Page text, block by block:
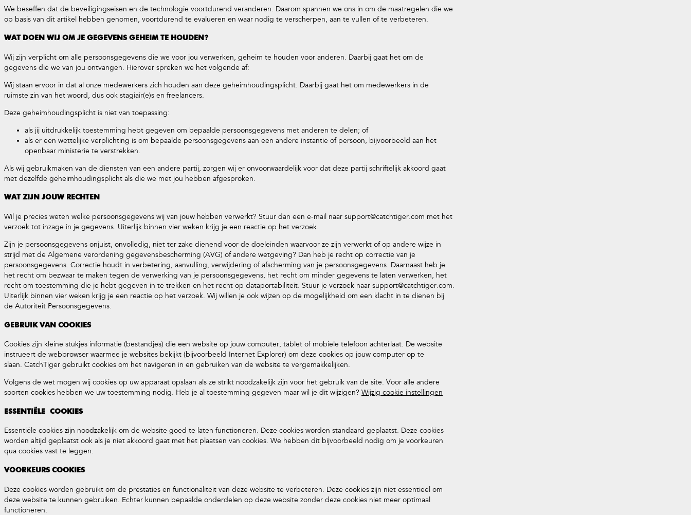
We beseffen dat de beveiligingseisen en de technologie voortdurend veranderen. Daarom spannen we ons in om de maatregelen die we
op basis van dit artikel hebben genomen, voortdurend te evalueren en waar nodig te verscherpen, aan te vullen of te verbeteren.
WAT DOEN WIJ OM JE GEGEVENS GEHEIM TE HOUDEN?
Wij zijn verplicht om alle persoonsgegevens die we voor jou verwerken, geheim te houden voor anderen. Daarbij gaat het om de
gegevens die we van jou ontvangen. Hierover spreken we het volgende af:
Wij staan ervoor in dat al onze medewerkers zich houden aan deze geheimhoudingsplicht. Daarbij gaat het om medewerkers in de
ruimste zin van het woord, dus ook stagiair(e)s en freelancers.
Deze geheimhoudingsplicht is niet van toepassing:
als jij uitdrukkelijk toestemming hebt gegeven om bepaalde persoonsgegevens met anderen te delen; of
als er een wettelijke verplichting is om bepaalde persoonsgegevens aan een andere instantie of persoon, bijvoorbeeld aan het
openbaar ministerie te verstrekken.
Als wij gebruikmaken van de diensten van een andere partij, zorgen wij er onvoorwaardelijk voor dat deze partij schriftelijk akkoord gaat
met dezelfde geheimhoudingsplicht als die we met jou hebben afgesproken.
WAT ZIJN JOUW RECHTEN
Wil je precies weten welke persoonsgegevens wij van jouw hebben verwerkt? Stuur dan een e-mail naar support@catchtiger.com met het
verzoek tot inzage in je gegevens. Uiterlijk binnen vier weken krijg je een reactie op het verzoek.
Zijn je persoonsgegevens onjuist, onvolledig, niet ter zake dienend voor de doeleinden waarvoor ze zijn verwerkt of op andere wijze in
strijd met de Algemene verordening gegevensbescherming (AVG) of andere wetgeving? Dan heb je recht op correctie van je
persoonsgegevens. Correctie houdt in verbetering, aanvulling, verwijdering of afscherming van je persoonsgegevens. Daarnaast heb je
het recht om bezwaar te maken tegen de verwerking van je persoonsgegevens, het recht om minder gegevens te laten verwerken, het
recht om toestemming die je hebt gegeven in te trekken en het recht op dataportabiliteit. Stuur je verzoek naar support@catchtiger.com.
Uiterlijk binnen vier weken krijg je een reactie op het verzoek. Wij willen je ook wijzen op de mogelijkheid om een klacht in te dienen bij
de Autoriteit Persoonsgegevens.
GEBRUIK VAN COOKIES
Cookies zijn kleine stukjes informatie (bestandjes) die een website op jouw computer, tablet of mobiele telefoon achterlaat. De website
instrueert de webbrowser waarmee je websites bekijkt (bijvoorbeeld Internet Explorer) om deze cookies op jouw computer op te
slaan. CatchTiger gebruikt cookies om het navigeren in en gebruiken van de website te vergemakkelijken.
Volgens de wet mogen wij cookies op uw apparaat opslaan als ze strikt noodzakelijk zijn voor het gebruik van de site. Voor alle andere
soorten cookies hebben we uw toestemming nodig. Heb je al toestemming gegeven maar wil je dit wijzigen? Wijzig cookie instellingen
ESSENTIËLE COOKIES
Essentiële cookies zijn noodzakelijk om de website goed te laten functioneren. Deze cookies worden standaard geplaatst. Deze cookies
worden altijd geplaatst ook als je niet akkoord gaat met het plaatsen van cookies. We hebben dit bijvoorbeeld nodig om je voorkeuren
qua cookies vast te leggen.
VOORKEURS COOKIES
Deze cookies worden gebruikt om de prestaties en functionaliteit van deze website te verbeteren. Deze cookies zijn niet essentieel om
deze website te kunnen gebruiken. Echter kunnen bepaalde onderdelen op deze website zonder deze cookies niet meer optimaal
functioneren.